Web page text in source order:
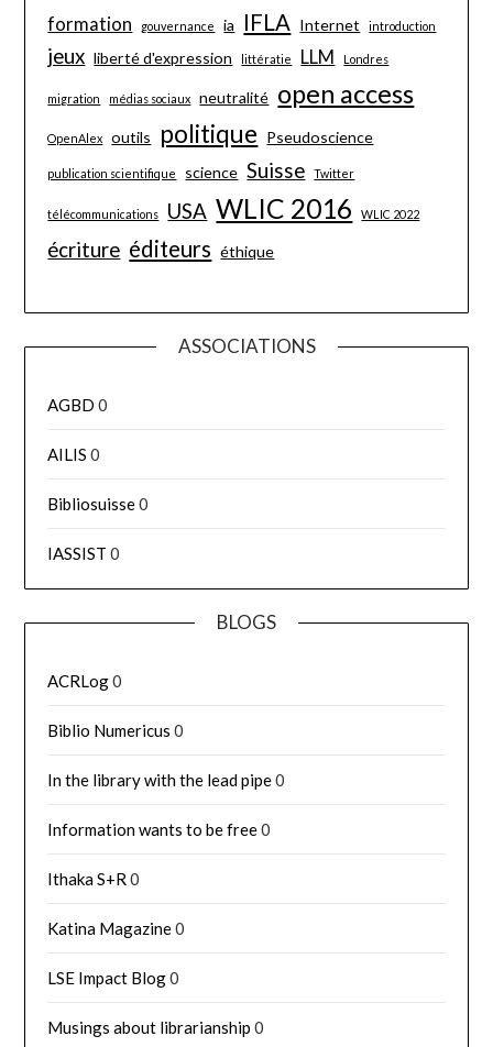
formation gouvernance ia IFLA Internet introduction
jeux liberté d'expression littératie LLM Londres
migration médias sociaux neutralité open access
OpenAlex outils politique Pseudoscience
publication scientifique science Suisse Twitter
télécommunications USA WLIC 2016 WLIC 2022
écriture éditeurs éthique
ASSOCIATIONS
AGBD 0
AILIS 0
Bibliosuisse0
IASSIST 0
BLOGS
ACRLog0
Biblio Numericus 0
In the library with the lead pipe0
Information wants to be free0
Ithaka S+R 0
Katina Magazine0
LSE Impact Blog0
Musings about librarianship 0